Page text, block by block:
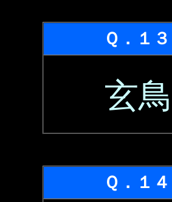
Ｑ．１３
玄鳥
Ｑ．１４